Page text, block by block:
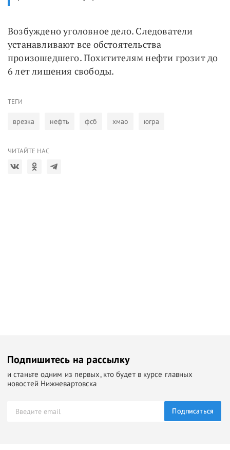
Возбуждено уголовное дело. Следователи
устанавливают все обстоятельства
произошедшего. Похитителям нефти грозит до
6 лет лишения свободы.
ТЕГИ
врезка нефть фсб хмао югра
ЧИТАЙТЕ НАС
Подпишитесь на рассылку
и станьте одним из первых, кто будет в курсе главных
новостей Нижневартовска
Подписаться